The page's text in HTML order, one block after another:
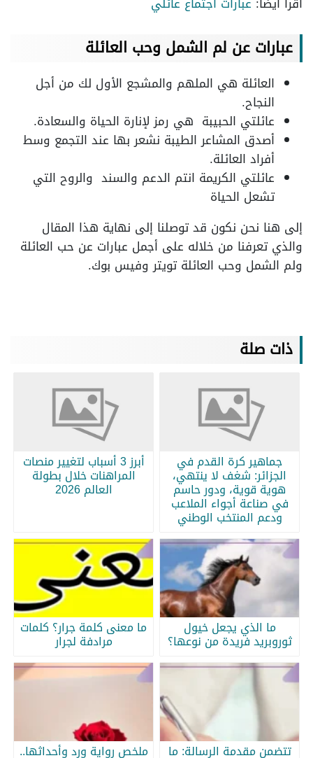
عبارات عن لم الشمل وحب العائلة
العائلة هي الملهم والمشجع الأول لك من أجل
النجاح.
عائلتي الحبيبة هي رمز لإنارة الحياة والسعادة.
أصدق المشاعر الطيبة نشعر بها عند التجمع وسط
أفراد العائلة.
عائلتي الكريمة انتم الدعم والسند والروح التي
تشعل الحياة
إلى هنا نحن نكون قد توصلنا إلى نهاية هذا المقال
والذي تعرفنا من خلاله على أجمل عبارات عن حب العائلة
ولم الشمل وحب العائلة تويتر وفيس بوك.
ذات صلة
جماهير كرة القدم في
الجزائر: شغف لا ينتهي،
هوية قوية، ودور حاسم
في صناعة أجواء الملاعب
ودعم المنتخب الوطني
أبرز 3 أسباب لتغيير منصات
المراهنات خلال بطولة
العالم 2026
ما الذي يجعل خيول
ثوروبريد فريدة من نوعها؟
ما معنى كلمة جرار؟ كلمات
مرادفة لجرار
تتضمن مقدمة الرسالة: ما ملخص رواية ورد وأحداثها..